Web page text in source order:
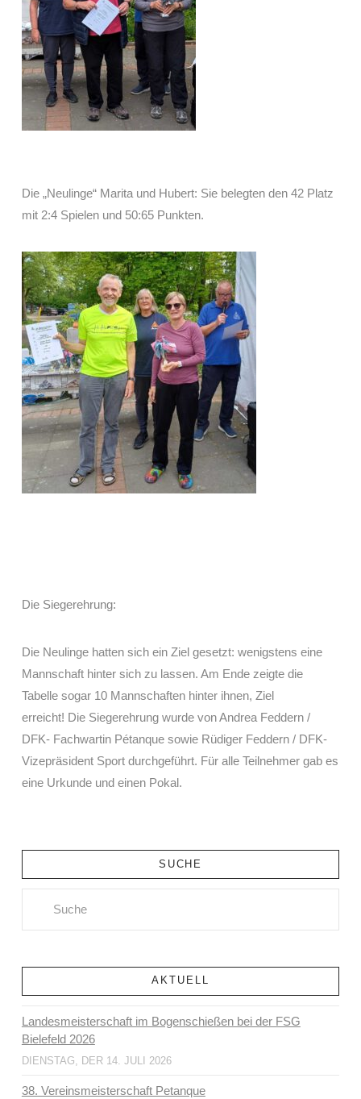
Die „Neulinge“ Marita und Hubert: Sie belegten den 42 Platz
mit 2:4 Spielen und 50:65 Punkten.
Die Siegerehrung:
Die Neulinge hatten sich ein Ziel gesetzt: wenigstens eine
Mannschaft hinter sich zu lassen. Am Ende zeigte die
Tabelle sogar 10 Mannschaften hinter ihnen, Ziel
erreicht! Die Siegerehrung wurde von Andrea Feddern /
DFK- Fachwartin Pétanque sowie Rüdiger Feddern / DFK-
Vizepräsident Sport durchgeführt. Für alle Teilnehmer gab es
eine Urkunde und einen Pokal.
SUCHE
AKTUELL
Landesmeisterschaft im Bogenschießen bei der FSG
Bielefeld 2026
DIENSTAG, DER 14. JULI 2026
38. Vereinsmeisterschaft Petanque